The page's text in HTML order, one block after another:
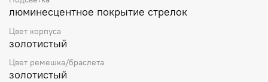
люминесцентное покрытие стрелок
Цвет корпуса
золотистый
Цвет ремешка/браслета
золотистый